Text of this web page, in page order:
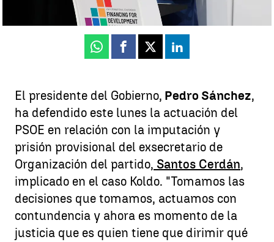
Publicado: 30 de junio de 2025, 14:00
Whatsapp
Facebook
X Linkedin
El presidente del Gobierno, Pedro Sánchez,
ha defendido este lunes la actuación del
PSOE en relación con la imputación y
prisión provisional del exsecretario de
Organización del partido, Santos Cerdán,
implicado en el caso Koldo. "Tomamos las
decisiones que tomamos, actuamos con
contundencia y ahora es momento de la
justicia que es quien tiene que dirimir qué